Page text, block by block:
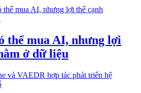
thể mua AI, nhưng lợi
ở dữ liệu